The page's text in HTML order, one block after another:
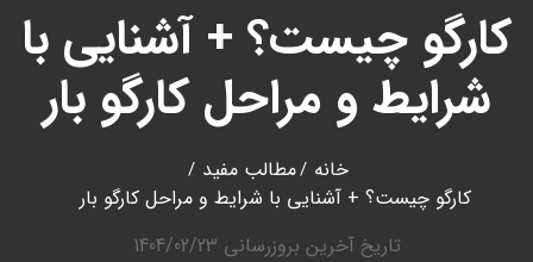
کارگو چیست؟ + آشنایی با
شرایط و مراحل کارگو بار
خانه
مطالب مفید
کارگو چیست؟ + آشنایی با شرایط و مراحل کارگو بار
تاریخ آخرین بروزرسانی 1404/02/23